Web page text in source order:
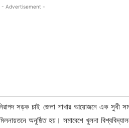
- Advertisement -
সড়ক চাই জেলা শাখার আয়োজনে এক সুধী
অনুষ্ঠিত হয়। সমাবেশে খুলনা